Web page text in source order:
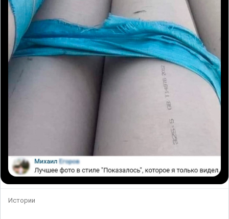
Истории